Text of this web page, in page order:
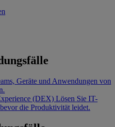
Geräte und Anwendungen von
(DEX) Lösen Sie IT-
die Produktivität leidet.